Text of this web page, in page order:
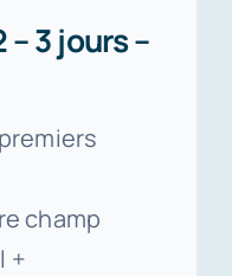
– 3 jours –
champ
+